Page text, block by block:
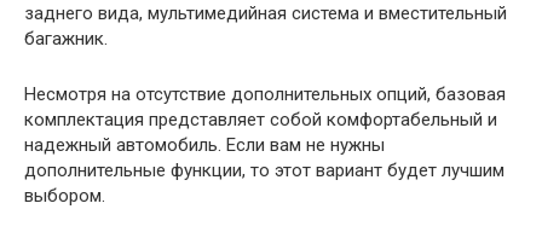
заднего вида, мультимедийная система и вместительный
багажник.
Несмотря на отсутствие дополнительных опций, базовая
комплектация представляет собой комфортабельный и
надежный автомобиль. Если вам не нужны
дополнительные функции, то этот вариант будет лучшим
выбором.